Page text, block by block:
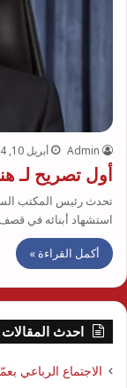
Admin أبريل 10, 2024
أول تصريح لـ هنية بعد
تحدث رئيس المكتب
استشهاد أبنائه في
أكمل القراءة »
احدث المقالات
الاجتماع الرباعي